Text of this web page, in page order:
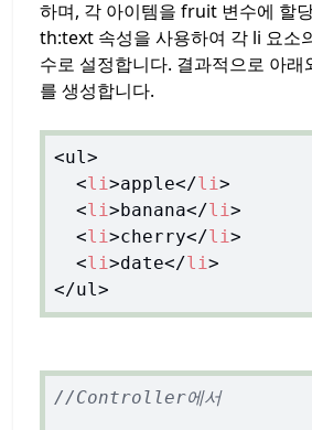
하며, 각 아이템을 fruit 변수에 할
th:text 속성을 사용하여 각 li 요소
수로 설정합니다. 결과적으로 아래
를 생성합니다.
<ul>
<li>apple</li>
<li>banana</li>
<li>cherry</li>
<li>date</li>
//Controller에서